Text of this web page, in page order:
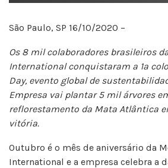
São Paulo, SP 16/10/2020 –
Os 8 mil colaboradores brasileiros
International conquistaram a 1ª
Day, evento global de
Empresa vai plantar 5 mil árvores
reflorestamento da Mata Atlântica
vitória.
Outubro é o mês de aniversário da
International e a empresa celebra a